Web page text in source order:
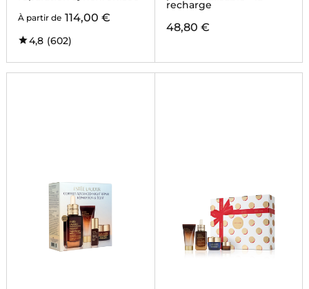
À partir de 114,00 €
4,8 (602)
recharge
48,80 €